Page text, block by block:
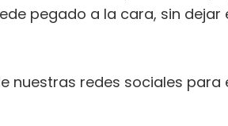
pegado a la cara, sin dejar
nuestras redes sociales para